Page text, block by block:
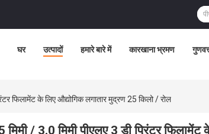
घर उत्पादों हमारे बारे में कारखाना भ्रमण
फिलामेंट के लिए औद्योगिक लगातार मुद्रण 25 किलो / रोल
मिमी / 3.0 मिमी पीएलए 3 डी प्रिंटर